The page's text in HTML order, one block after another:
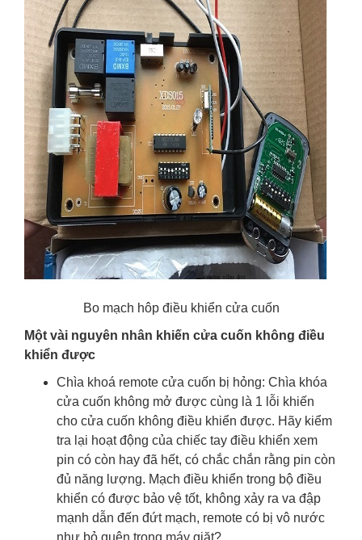
Bo mạch hôp điều khiển cửa cuốn
Một vài nguyên nhân khiến cửa cuốn không điều
khiển được
Chìa khoá remote cửa cuốn bị hỏng: Chìa khóa
cửa cuốn không mở được cùng là 1 lỗi khiến
cho cửa cuốn không điều khiển được. Hãy kiểm
tra lại hoạt động của chiếc tay điều khiển xem
pin có còn hay đã hết, có chắc chắn rằng pin còn
đủ năng lượng. Mạch điều khiển trong bộ điều
khiển có được bảo vệ tốt, không xảy ra va đập
mạnh dẫn đến đứt mạch, remote có bị vô nước
như bỏ quên trong máy giặt?